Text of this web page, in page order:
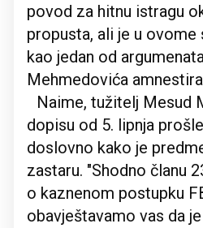
povod za hitnu istragu
propusta, ali je u ovome
kao jedan od
Mehmedovića
Naime, tužitelj Mesud
dopisu od 5. lipnja
doslovno kako je
zastaru. "Shodno članu
o kaznenom postupku
obavještavamo vas da